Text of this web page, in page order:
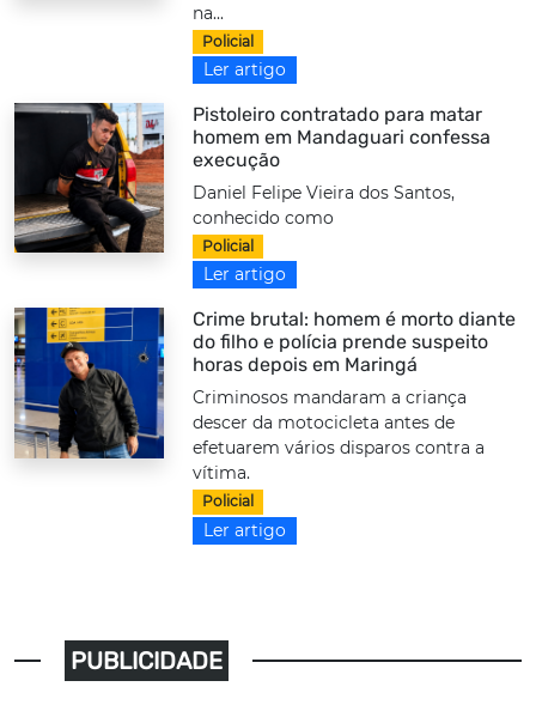
na...
Policial
Ler artigo
Pistoleiro contratado para matar
homem em Mandaguari confessa
execução
Daniel Felipe Vieira dos Santos,
conhecido como
Policial
Ler artigo
Crime brutal: homem é morto diante
do filho e polícia prende suspeito
horas depois em Maringá
Criminosos mandaram a criança
descer da motocicleta antes de
efetuarem vários disparos contra a
vítima.
Policial
Ler artigo
PUBLICIDADE